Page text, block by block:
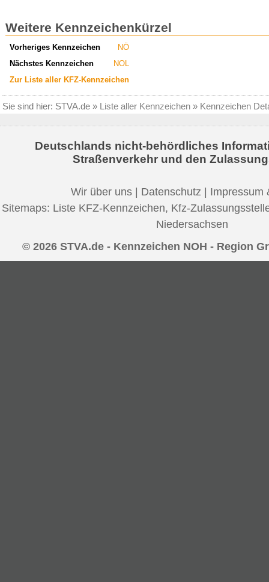
Weitere Kennzeichenkürzel
Vorheriges Kennzeichen
NÖ
Nächstes Kennzeichen
NOL
Zur Liste aller KFZ-Kennzeichen
Sie sind hier: STVA.de » Liste aller Kennzeichen » Kennzeichen
Deutschlands nicht-behördliches
Straßenverkehr und den
Wir über uns | Datenschutz | Impressum
Sitemaps: Liste KFZ-Kennzeichen, Kfz-
Niedersachsen
© 2026 STVA.de - Kennzeichen NOH - Region